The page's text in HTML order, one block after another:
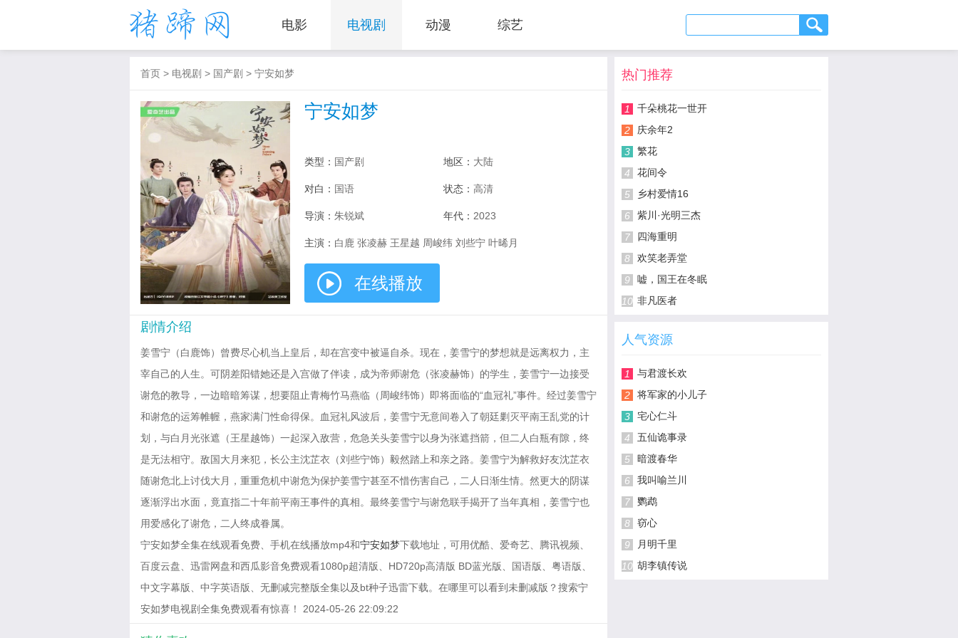
电影 电视剧 动漫 综艺
首页 > 电视剧 > 国产剧 > 宁安如梦
宁安如梦
类型： 国产剧 地区： 大陆
对白： 国语 状态： 高清
导演： 朱锐斌 年代： 2023
主演： 白鹿 张凌赫 王星越 周峻纬 刘些宁 叶晞月
在线播放
剧情介绍
姜雪宁（白鹿饰）曾费尽心机当上皇后，却在宫变中被逼自杀。现在，姜雪宁的梦想就是远离权力，主
宰自己的人生。可阴差阳错她还是入宫做了伴读，成为帝师谢危（张凌赫饰）的学生，姜雪宁一边接受
谢危的教导，一边暗暗筹谋，想要阻止青梅竹马燕临（周峻纬饰）即将面临的“血冠礼”事件。经过姜雪宁
和谢危的运筹帷幄，燕家满门性命得保。血冠礼风波后，姜雪宁无意间卷入了朝廷剿灭平南王乱党的计
划，与白月光张遮（王星越饰）一起深入敌营，危急关头姜雪宁以身为张遮挡箭，但二人白瓶有隙，终
是无法相守。敌国大月来犯，长公主沈芷衣（刘些宁饰）毅然踏上和亲之路。姜雪宁为解救好友沈芷衣
随谢危北上讨伐大月，重重危机中谢危为保护姜雪宁甚至不惜伤害自己，二人日渐生情。然更大的阴谋
逐渐浮出水面，竟直指二十年前平南王事件的真相。最终姜雪宁与谢危联手揭开了当年真相，姜雪宁也
用爱感化了谢危，二人终成眷属。
宁安如梦全集在线观看免费、手机在线播放mp4和宁安如梦下载地址，可用优酷、爱奇艺、腾讯视频、
百度云盘、迅雷网盘和西瓜影音免费观看1080p超清版、HD720p高清版 BD蓝光版、国语版、粤语版、
中文字幕版、中字英语版、无删减完整版全集以及bt种子迅雷下载。在哪里可以看到未删减版？搜索宁
安如梦电视剧全集免费观看有惊喜！ 2024-05-26 22:09:22
热门推荐
1
千朵桃花一世开
2
庆余年2
3
繁花
4
花间令
5
乡村爱情16
6
紫川·光明三杰
7
四海重明
8
欢笑老弄堂
9
嘘，国王在冬眠
10 非凡医者
人气资源
1
与君渡长欢
2
将军家的小儿子
3
宅心仁斗
4
五仙诡事录
5
暗渡春华
6
我叫喻兰川
7
鹦鹉
8
窃心
9
月明千里
10 胡李镇传说